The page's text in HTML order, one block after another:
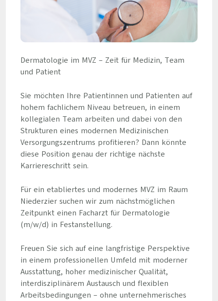
Dermatologie im MVZ – Zeit für Medizin, Team
und Patient
Sie möchten Ihre Patientinnen und Patienten auf
hohem fachlichem Niveau betreuen, in einem
kollegialen Team arbeiten und dabei von den
Strukturen eines modernen Medizinischen
Versorgungszentrums profitieren? Dann könnte
diese Position genau der richtige nächste
Karriereschritt sein.
Für ein etabliertes und modernes MVZ im Raum
Niederzier suchen wir zum nächstmöglichen
Zeitpunkt einen Facharzt für Dermatologie
(m/w/d) in Festanstellung.
Freuen Sie sich auf eine langfristige Perspektive
in einem professionellen Umfeld mit moderner
Ausstattung, hoher medizinischer Qualität,
interdisziplinärem Austausch und flexiblen
Arbeitsbedingungen – ohne unternehmerisches